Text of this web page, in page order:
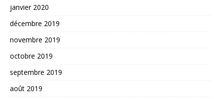
janvier 2020
décembre 2019
novembre 2019
octobre 2019
septembre 2019
août 2019